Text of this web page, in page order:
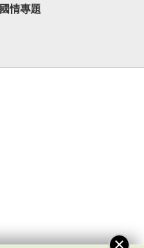
國情專題